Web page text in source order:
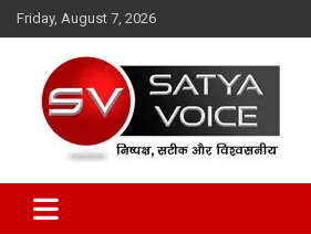
Skip
to
Friday, August 7, 2026
Satya Voice